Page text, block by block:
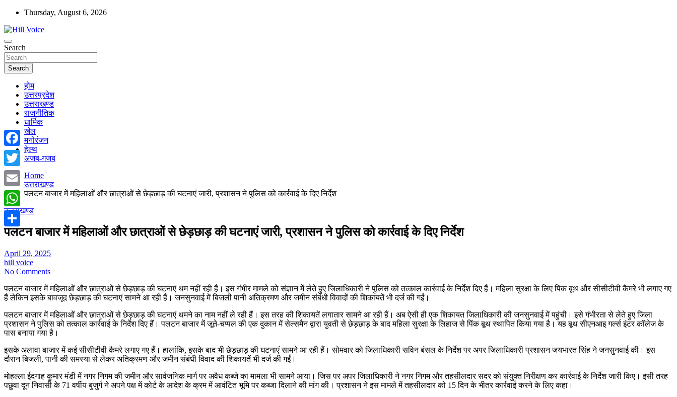
Skip
content
Thursday, August 6, 2026
Hill Voice
न्यूज़ पोर्टल
Search
Search
होम
उत्तरप्रदेश
उत्तराखण्ड
राजनीतिक
धार्मिक
खेल
मनोरंजन
हेल्थ
अजब-गजब
Home
उत्तराखण्ड
पलटन बाजार में महिलाओं और छात्राओं से छेड़छाड़ की घटनाएं जारी, प्रशासन ने पुलिस को कार्रवाई के दिए निर्देश
उत्तराखण्ड
पलटन बाजार में महिलाओं और छात्राओं से छेड़छाड़ की घटनाएं जारी, प्रशासन ने पुलिस को कार्रवाई के दिए निर्देश
April 29, 2025
hill voice
No Comments
पलटन बाजार में महिलाओं और छात्राओं से छेड़छाड़ की घटनाएं थम नहीं रही हैं। इस गंभीर मामले को संज्ञान में लेते हुए जिलाधिकारी ने पुलिस को तत्काल कार्रवाई के निर्देश दिए हैं। महिला सुरक्षा के लिए पिंक बूथ और सीसीटीवी कैमरे भी लगाए गए
हैं लेकिन इसके बावजूद छेड़छाड़ की घटनाएं सामने आ रही हैं। जनसुनवाई में बिजली पानी अतिक्रमण और जमीन संबंधी विवादों की शिकायतें भी दर्ज की गईं।
पलटन बाजार में महिलाओं और छात्राओं से छेड़छाड़ की घटनाएं थमने का नाम नहीं ले रही हैं। इस तरह की शिकायतें लगातार सामने आ रही हैं। अब ऐसी ही एक शिकायत जिलाधिकारी की जनसुनवाई में पहुंची। इसे गंभीरता से लेते हुए जिला
प्रशासन ने पुलिस को तत्काल कार्रवाई के निर्देश दिए हैं। पलटन बाजार में जूते-चप्पल की एक दुकान में सेल्समैन द्वारा युवती से छेड़छाड़ के बाद महिला सुरक्षा के लिहाज से पिंक बूथ स्थापित किया गया है। यह बूथ सीएनआइ गर्ल्स इंटर कॉलेज के
पास बनाया गया है।
इसके अलावा बाजार में कई सीसीटीवी कैमरे लगाए गए हैं। हालांकि, इसके बाद भी छेड़छाड़ की घटनाएं सामने आ रही हैं। सोमवार को जिलाधिकारी सविन बंसल के निर्देश पर अपर जिलाधिकारी प्रशासन जयभारत सिंह ने जनसुनवाई की। इस
दौरान बिजली, पानी की समस्या से लेकर अतिक्रमण और जमीन संबंधी विवाद की शिकायतें भी दर्ज की गईं।
मोहल्ला ईदगाह कुमार मंडी में नगर निगम की जमीन और सार्वजनिक मार्ग पर अवैध कब्जे का मामला भी सामने आया। जिस पर अपर जिलाधिकारी ने नगर निगम और तहसीलदार सदर को संयुक्त निरीक्षण कर कार्रवाई के निर्देश जारी किए। इसी तरह
पछुवा दून निवासी के 71 वर्षीय बुजुर्ग ने अपने पक्ष में कोर्ट के आदेश के क्रम में आवंटित भूमि पर कब्जा दिलाने की मांग की। प्रशासन ने इस मामले में तहसीलदार को 15 दिन के भीतर कार्रवाई करने के लिए कहा।
Facebook
Twitter
Email
WhatsApp
Share